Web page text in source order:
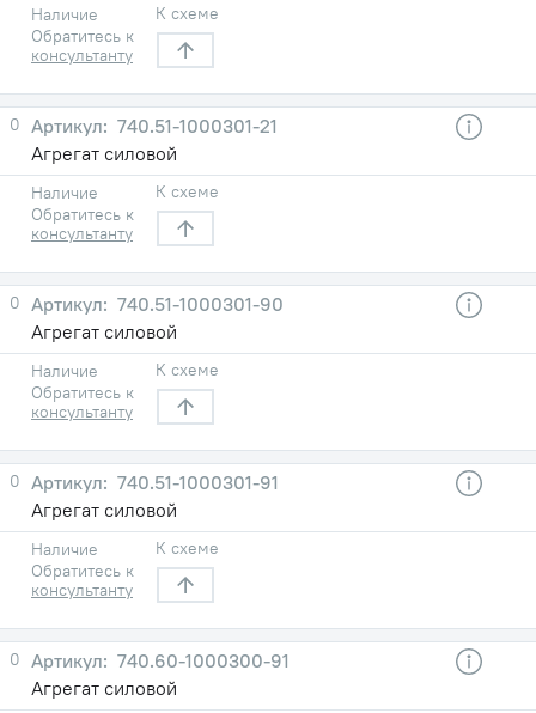
Наличие
Обратитесь к
консультанту
К схеме
0
740.51-1000301-21
Агрегат силовой
Наличие
Обратитесь к
консультанту
К схеме
0
740.51-1000301-90
Агрегат силовой
Наличие
Обратитесь к
консультанту
К схеме
0
740.51-1000301-91
Агрегат силовой
Наличие
Обратитесь к
консультанту
К схеме
0
740.60-1000300-91
Агрегат силовой